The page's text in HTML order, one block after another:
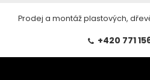
Prodej a montáž plastových,
+420 771